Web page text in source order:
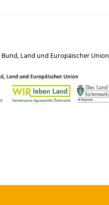
Bund,Land und Europäischer Union